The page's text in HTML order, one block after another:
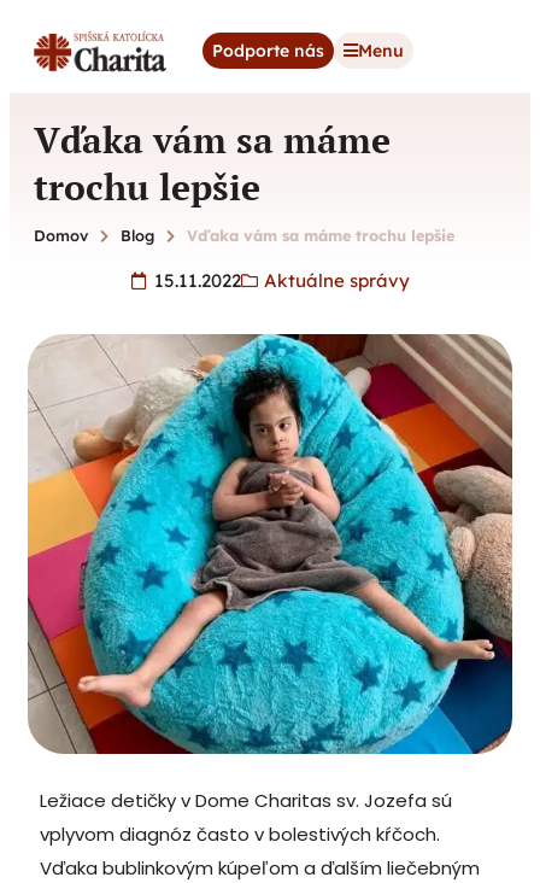
Podporte nás Menu
Vďaka vám sa máme
trochu lepšie
Domov Blog Vďaka vám sa máme trochu lepšie
15.11.2022 Aktuálne správy
Ležiace detičky v Dome Charitas sv. Jozefa sú
vplyvom diagnóz často v bolestivých kŕčoch.
Vďaka bublinkovým kúpeľom a ďalším liečebným